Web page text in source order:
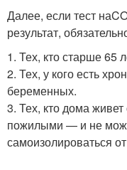
Далее, если тест на
результат,
1. Тех, кто старше 65
2. Тех, у кого есть
беременных.
3. Тех, кто дома
пожилыми — и не
самоизолироваться